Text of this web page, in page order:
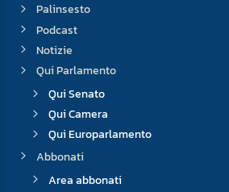
Palinsesto
Podcast
Notizie
Qui Parlamento
Qui Senato
Qui Camera
Qui Europarlamento
Abbonati
Area abbonati